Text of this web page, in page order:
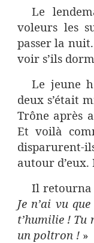
Le
voleurs les
passer la
voir s’ils
Le jeune
deux s’était
Trône après
Et voilà
disparurent-
autour
Il retourna
Je n’ai vu
t’humilie ! Tu
un poltron ! »